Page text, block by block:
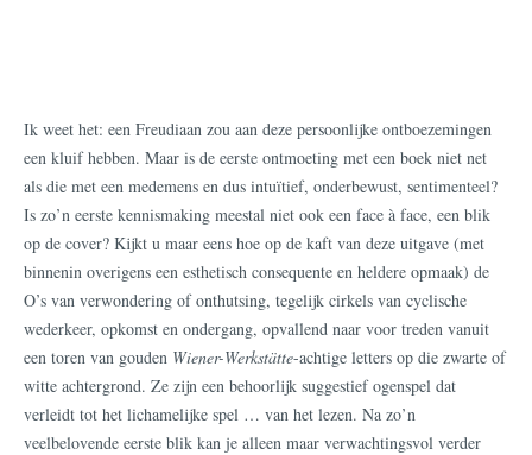
Ik weet het: een Freudiaan zou aan deze persoonlijke ontboezemingen
een kluif hebben. Maar is de eerste ontmoeting met een boek niet net
als die met een medemens en dus intuïtief, onderbewust, sentimenteel?
Is zo’n eerste kennismaking meestal niet ook een face à face, een blik
op de cover? Kijkt u maar eens hoe op de kaft van deze uitgave (met
binnenin overigens een esthetisch consequente en heldere opmaak) de
O’s van verwondering of onthutsing, tegelijk cirkels van cyclische
wederkeer, opkomst en ondergang, opvallend naar voor treden vanuit
een toren van gouden Wiener-Werkstätte-achtige letters op die zwarte of
witte achtergrond. Ze zijn een behoorlijk suggestief ogenspel dat
verleidt tot het lichamelijke spel … van het lezen. Na zo’n
veelbelovende eerste blik kan je alleen maar verwachtingsvol verder